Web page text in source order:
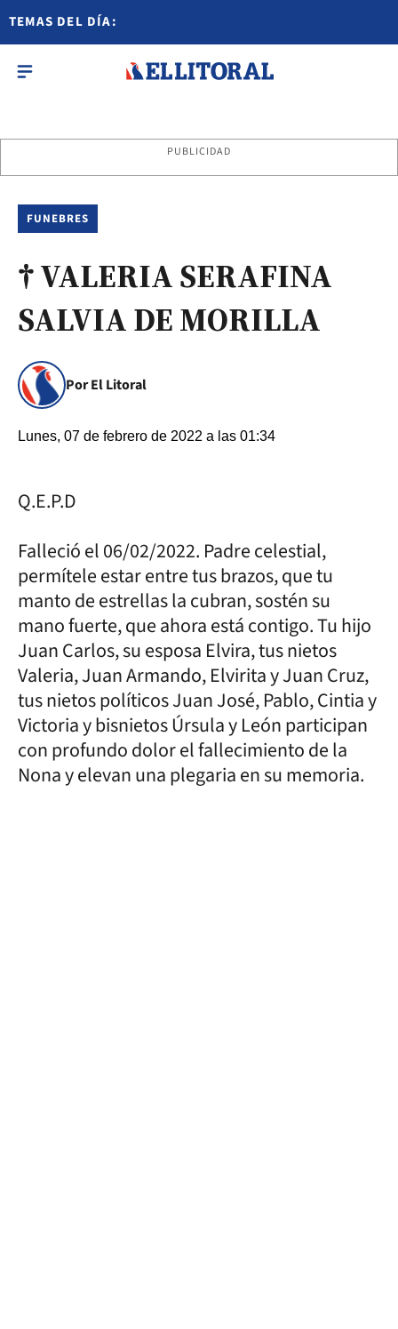
TEMAS DEL DÍA:
PUBLICIDAD
FUNEBRES
† VALERIA SERAFINA
SALVIA DE MORILLA
Por El Litoral
Lunes, 07 de febrero de 2022 a las 01:34
Q.E.P.D
Falleció el 06/02/2022. Padre celestial,
permítele estar entre tus brazos, que tu
manto de estrellas la cubran, sostén su
mano fuerte, que ahora está contigo. Tu hijo
Juan Carlos, su esposa Elvira, tus nietos
Valeria, Juan Armando, Elvirita y Juan Cruz,
tus nietos políticos Juan José, Pablo, Cintia y
Victoria y bisnietos Úrsula y León participan
con profundo dolor el fallecimiento de la
Nona y elevan una plegaria en su memoria.